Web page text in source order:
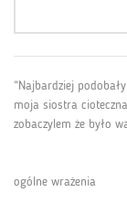
“Najbardziej
moja siostra
zobaczylem że było
ogólne wrażenia